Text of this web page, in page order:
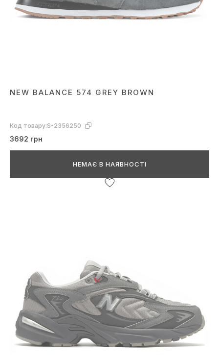
NEW BALANCE 574 GREY BROWN
Код товару:S-2356250
3692 грн
НЕМАЄ В НАЯВНОСТІ